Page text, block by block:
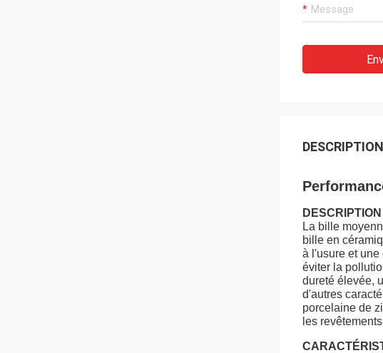
DESCRIPTION
La bille
bille en
à l'usure et
éviter la
dureté élevée,
d'autres
porcelaine de
les